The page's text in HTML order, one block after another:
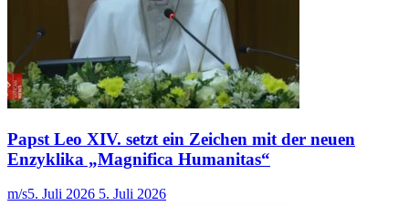
Papst Leo XIV. setzt ein Zeichen mit der neuen
Enzyklika „Magnifica Humanitas“
m/s5. Juli 2026 5. Juli 2026